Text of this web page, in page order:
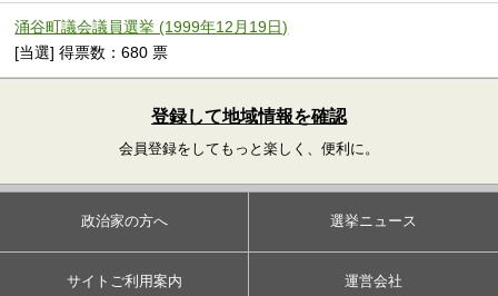
涌谷町議会議員選挙 (1999年12月19日)
[当選] 得票数：680 票
登録して地域情報を確認
会員登録をしてもっと楽しく、便利に。
政治家の方へ 選挙ニュース
サイトご利用案内 運営会社